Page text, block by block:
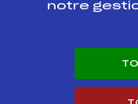
Pôle vie de
Carrières
notre